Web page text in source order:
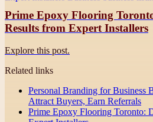
Prime Epoxy Flooring
Results from Expert Installers
Explore this post.
Related links
Personal Branding for Business
Attract Buyers, Earn Referrals
Prime Epoxy Flooring Toronto: